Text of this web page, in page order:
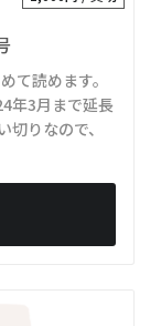
て読めます。
年3月まで延長
りなので、